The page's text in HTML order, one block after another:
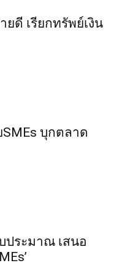
ดี​ เรียก​ทรัพย์เงิน
บุกตลาด
ประมาณ เสนอ